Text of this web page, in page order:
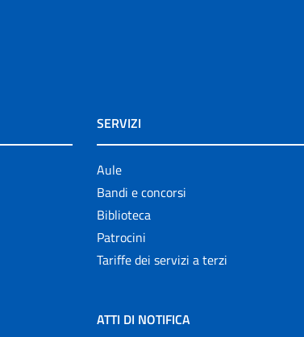
SERVIZI
Aule
Bandi e concorsi
Biblioteca
Patrocini
Tariffe dei servizi a terzi
ATTI DI NOTIFICA